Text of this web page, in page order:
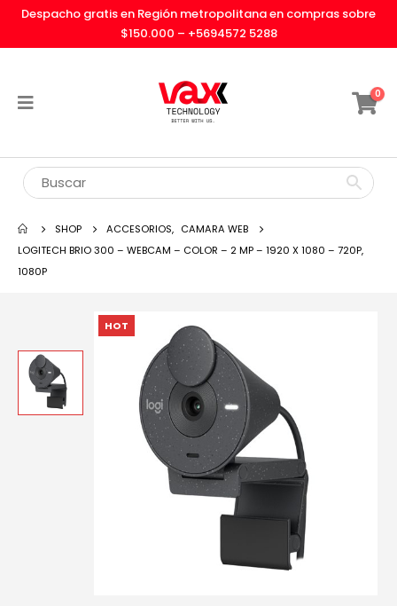
Despacho gratis en Región metropolitana en compras sobre
$150.000 – +5694572 5288
0
SHOP ACCESORIOS, CAMARA WEB
LOGITECH BRIO 300 – WEBCAM – COLOR – 2 MP – 1920 X 1080 – 720P,
1080P
HOT